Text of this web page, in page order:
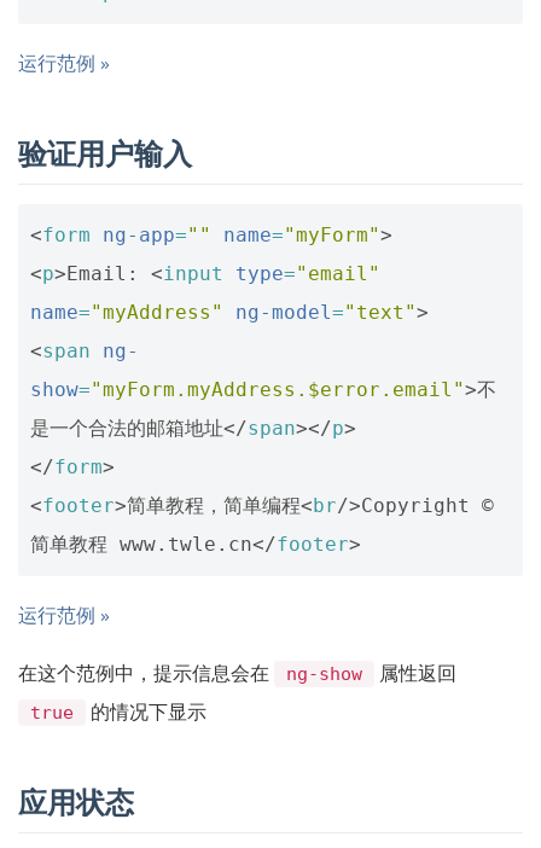
运行范例 »
验证用户输入
<form ng-app="" name="myForm">
<p>Email: <input type="email"
name="myAddress" ng-model="text">
<span
ng-
show="myForm.myAddress.$error.email">不
是一个合法的邮箱地址</span></p>
</form>
<footer>简单教程，简单编程<br/>Copyright ©
简单教程 www.twle.cn</footer>
运行范例 »
在这个范例中，提示信息会在 ng-show 属性返回
true 的情况下显示
应用状态